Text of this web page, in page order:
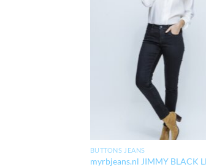
BUTTONS JEANS
myrbjeans.nl JIMMY BLACK